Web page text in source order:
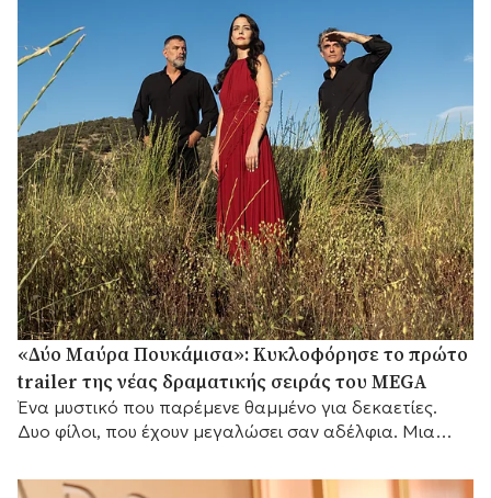
«Δύο Μαύρα Πουκάμισα»: Κυκλοφόρησε το πρώτο
trailer της νέας δραματικής σειράς του MEGA
Ένα μυστικό που παρέμενε θαμμένο για δεκαετίες.
Δυο φίλοι, που έχουν μεγαλώσει σαν αδέλφια. Μια